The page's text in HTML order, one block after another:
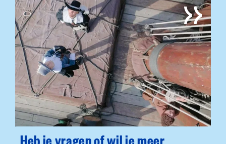
Heb je vragen of wil je meer